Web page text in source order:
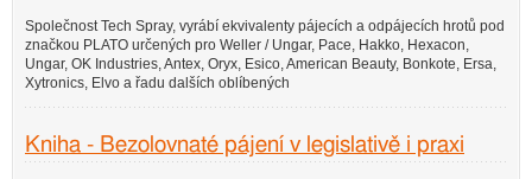
Společnost Tech Spray, vyrábí ekvivalenty pájecích a odpájecích hrotů pod
značkou PLATO určených pro Weller / Ungar, Pace, Hakko, Hexacon,
Ungar, OK Industries, Antex, Oryx, Esico, American Beauty, Bonkote, Ersa,
Xytronics, Elvo a řadu dalších oblíbených
Kniha - Bezolovnaté pájení v legislativě i praxi